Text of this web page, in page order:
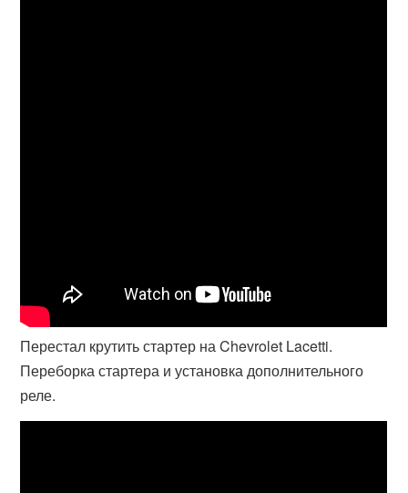
Перестал крутить стартер на Chevrolet Lacetti.
Переборка стартера и установка дополнительного
реле.